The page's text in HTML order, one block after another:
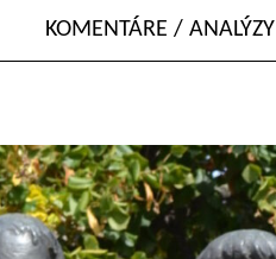
KOMENTÁRE / ANALÝZY